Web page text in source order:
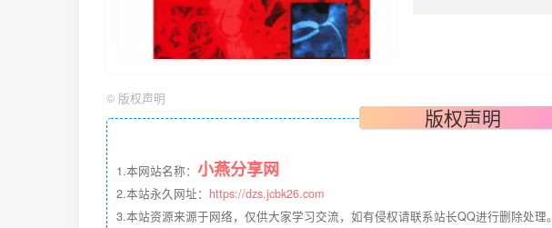
© 版权声明
版权声明
1.本网站名称： 小燕分享网
2.本站永久网址： https://dzs.jcbk26.com
3.本站资源来源于网络，仅供大家学习交流，如有侵权请联系站长QQ进行删除处理。